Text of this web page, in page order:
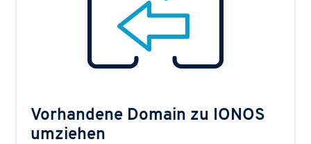
Vorhandene Domain zu IONOS
umziehen